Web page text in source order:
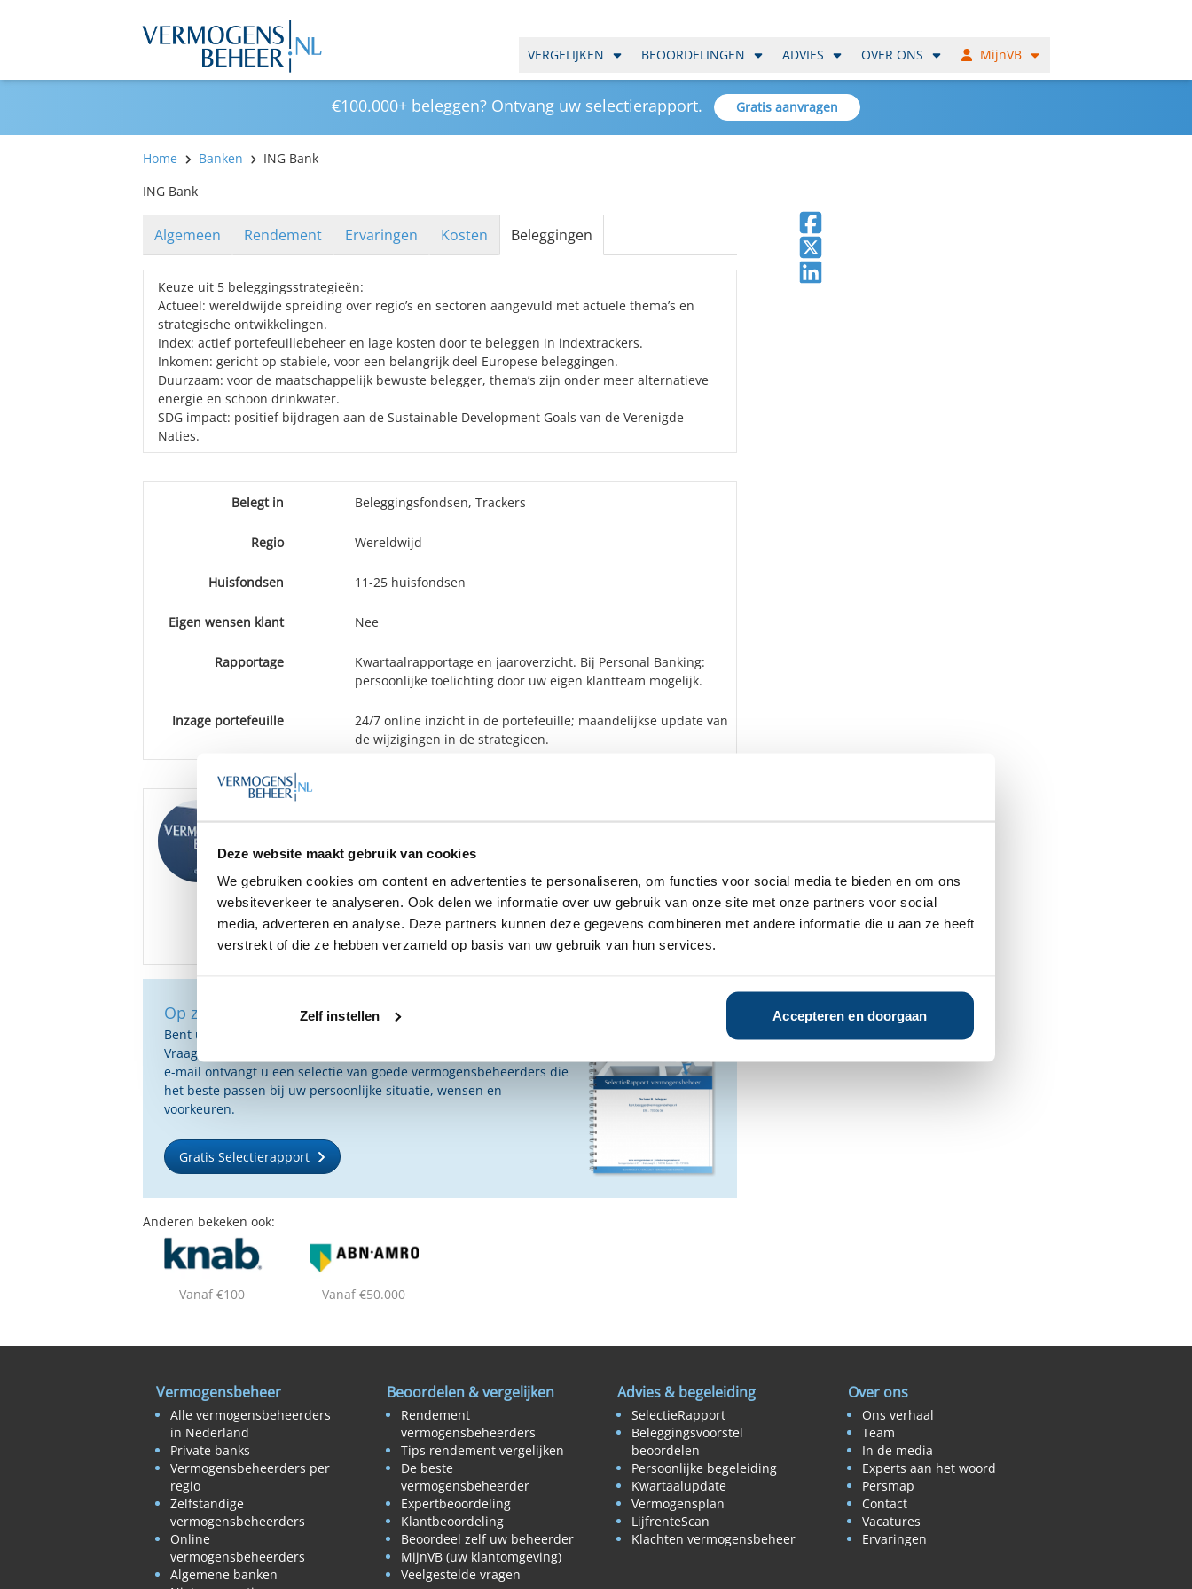
Deze website maakt gebruik van cookies
We gebruiken cookies om content en advertenties te personaliseren, om functies voor social media te bieden en om ons
websiteverkeer te analyseren. Ook delen we informatie over uw gebruik van onze site met onze partners voor social
media, adverteren en analyse. Deze partners kunnen deze gegevens combineren met andere informatie die u aan ze heeft
verstrekt of die ze hebben verzameld op basis van uw gebruik van hun services.
Zelf instellen Accepteren en doorgaan
VERGELIJKEN BEOORDELINGEN ADVIES OVER ONS MijnVB
€100.000+ beleggen? Ontvang uw selectierapport. Gratis aanvragen
Home Banken
ING Bank
ING Bank
Algemeen Rendement Ervaringen Kosten Beleggingen
Keuze uit 5 beleggingsstrategieën:
Actueel: wereldwijde spreiding over regio’s en sectoren aangevuld met actuele thema’s en
strategische ontwikkelingen.
Index: actief portefeuillebeheer en lage kosten door te beleggen in indextrackers.
Inkomen: gericht op stabiele, voor een belangrijk deel Europese beleggingen.
Duurzaam: voor de maatschappelijk bewuste belegger, thema’s zijn onder meer alternatieve
energie en schoon drinkwater.
SDG impact: positief bijdragen aan de Sustainable Development Goals van de Verenigde
Naties.
Belegt in Beleggingsfondsen, Trackers
Regio Wereldwijd
Huisfondsen 11-25 huisfondsen
Eigen wensen klant Nee
Rapportage
Kwartaalrapportage en jaaroverzicht. Bij Personal Banking:
persoonlijke toelichting door uw eigen klantteam mogelijk.
Inzage portefeuille
24/7 online inzicht in de portefeuille; maandelijkse update van
de wijzigingen in de strategieen.
Bank gratis beschikbaar.
Bent u hier mogelijk in geïnteresseerd?
Nee
Op zoek naar de beste vermogensbeheerder?
Bent u op zoek naar de voor u beste vermogensbeheerder?
Vraag dan gratis en geheel vrijblijvend een SelectieRapport aan. Per
e-mail ontvangt u een selectie van goede vermogensbeheerders die
het beste passen bij uw persoonlijke situatie, wensen en
voorkeuren.
Gratis Selectierapport
Anderen bekeken ook:
Vanaf €100 Vanaf €50.000
Deel op Facebook
Deel op X
Deel op LinkedIn
Vermogensbeheer
Alle vermogensbeheerders
in Nederland
Private banks
Vermogensbeheerders per
regio
Zelfstandige
vermogensbeheerders
Online
vermogensbeheerders
Algemene banken
Beoordelen & vergelijken
Rendement
vermogensbeheerders
Tips rendement vergelijken
De beste
vermogensbeheerder
Expertbeoordeling
Klantbeoordeling
Beoordeel zelf uw beheerder
MijnVB (uw klantomgeving)
Veelgestelde vragen
Advies & begeleiding
SelectieRapport
Beleggingsvoorstel
beoordelen
Persoonlijke begeleiding
Kwartaalupdate
Vermogensplan
LijfrenteScan
Klachten vermogensbeheer
Over ons
Ons verhaal
Team
In de media
Experts aan het woord
Persmap
Contact
Vacatures
Ervaringen